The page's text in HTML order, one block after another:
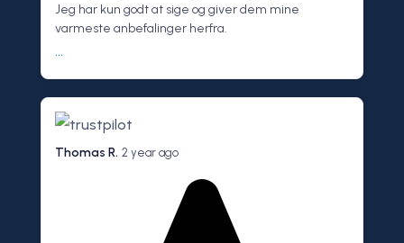
Jeg har kun godt at sige og giver dem mine
varmeste anbefalinger herfra.
...
Thomas R. 2 year ago